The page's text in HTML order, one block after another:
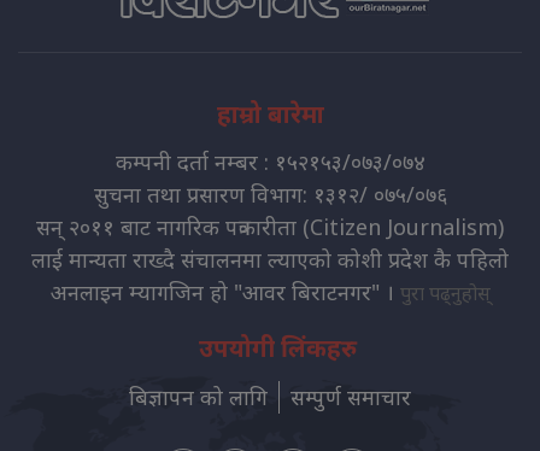
हाम्रो बारेमा
कम्पनी दर्ता नम्बर : १५२१५३/०७३/०७४
सुचना तथा प्रसारण विभाग: १३१२/ ०७५/०७६
सन् २०११ बाट नागरिक पत्रकारीता (Citizen Journalism)
लाई मान्यता राख्दै संचालनमा ल्याएको कोशी प्रदेश कै पहिलो
अनलाइन म्यागजिन हो "आवर बिराटनगर" । पुरा पढ्नुहोस्
उपयोगी लिंकहरु
बिज्ञापन को लागि सम्पुर्ण समाचार